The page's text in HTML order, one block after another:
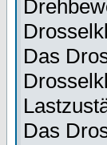
Das
Das